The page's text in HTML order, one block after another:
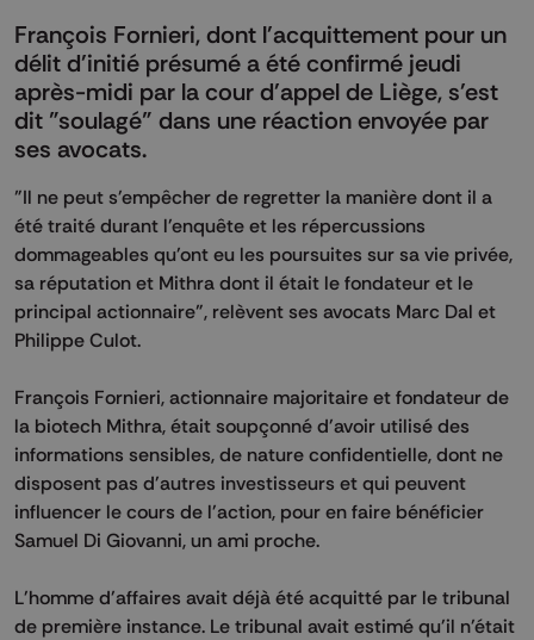
François Fornieri, dont l'acquittement pour un
délit d'initié présumé a été confirmé jeudi
après-midi par la cour d'appel de Liège, s'est
dit "soulagé" dans une réaction envoyée par
ses avocats.
"Il ne peut s'empêcher de regretter la manière dont il a
été traité durant l'enquête et les répercussions
dommageables qu'ont eu les poursuites sur sa vie privée,
sa réputation et Mithra dont il était le fondateur et le
principal actionnaire", relèvent ses avocats Marc Dal et
Philippe Culot.
François Fornieri, actionnaire majoritaire et fondateur de
la biotech Mithra, était soupçonné d'avoir utilisé des
informations sensibles, de nature confidentielle, dont ne
disposent pas d'autres investisseurs et qui peuvent
influencer le cours de l'action, pour en faire bénéficier
Samuel Di Giovanni, un ami proche.
L'homme d'affaires avait déjà été acquitté par le tribunal
de première instance. Le tribunal avait estimé qu'il n'était